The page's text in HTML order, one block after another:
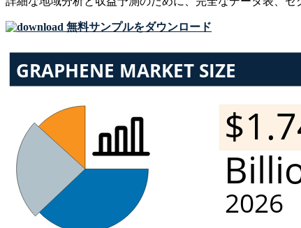
無料サンプルをダウンロード